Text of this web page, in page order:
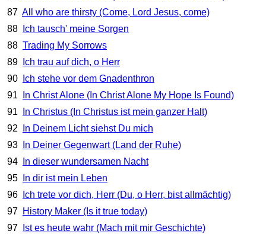
87 All who are thirsty (Come, Lord Jesus, come)
88
Ich tausch' meine Sorgen
88 Trading My Sorrows
89
Ich trau auf dich, o Herr
90
Ich stehe vor dem Gnadenthron
91
In Christ Alone (In Christ Alone My Hope Is Found)
91
In Christus (In Christus ist mein ganzer Halt)
92
In Deinem Licht siehst Du mich
93
In Deiner Gegenwart (Land der Ruhe)
94
In dieser wundersamen Nacht
95
In dir ist mein Leben
96
Ich trete vor dich, Herr (Du, o Herr, bist allmächtig)
97 History Maker (Is it true today)
97
Ist es heute wahr (Mach mit mir Geschichte)